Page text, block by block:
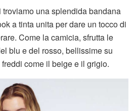
una splendida bandana
a tinta unita per dare un tocco di
Come la camicia, sfrutta le
blu e del rosso, bellissime su
come il beige e il grigio.